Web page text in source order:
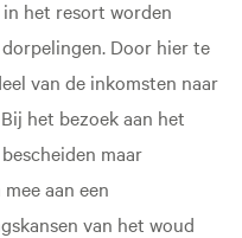
het resort worden
Door hier te
van de inkomsten naar
het bezoek aan het
maar
aan een
van het woud